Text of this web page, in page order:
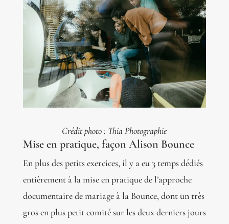
Crédit photo : Thia Photographie
Mise en pratique, façon Alison Bounce
En plus des petits exercices, il y a eu 3 temps dédiés
entièrement à la mise en pratique de l’approche
documentaire de mariage à la Bounce, dont un très
gros en plus petit comité sur les deux derniers jours